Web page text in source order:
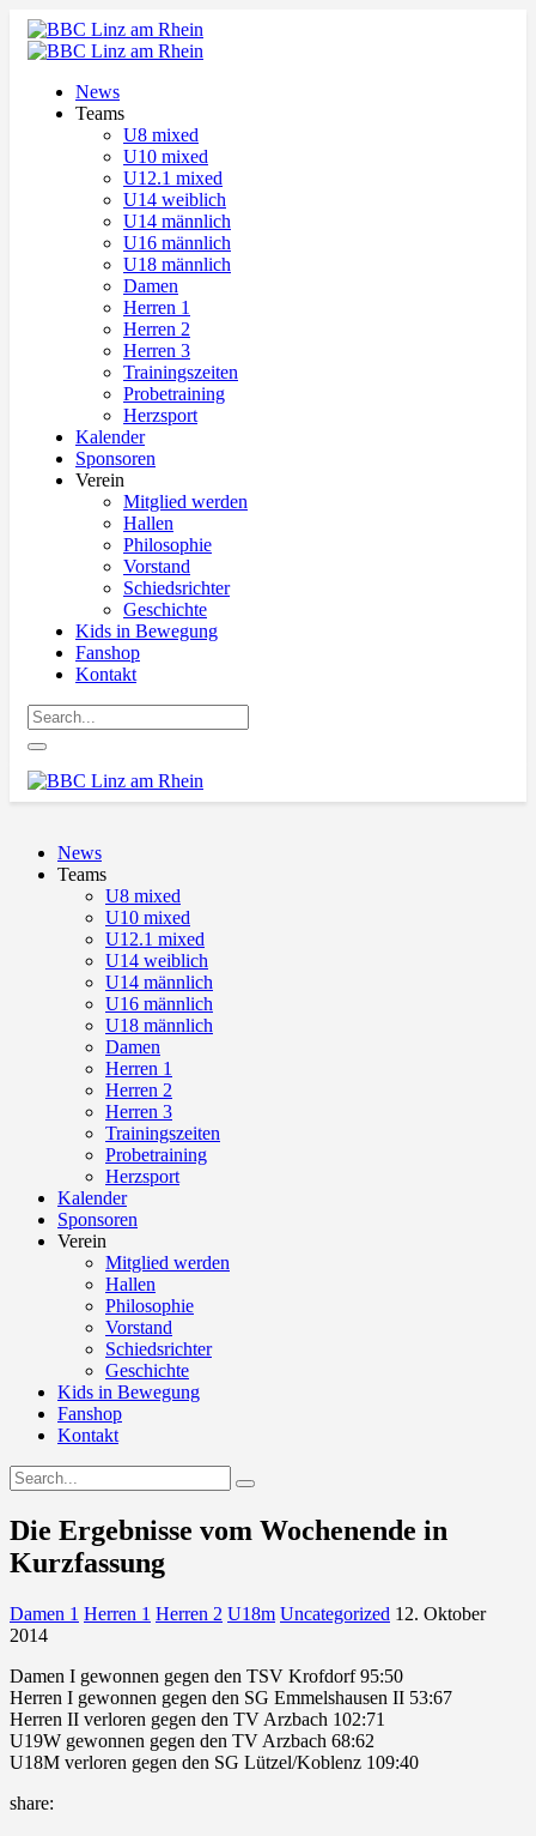
News
Teams
U8 mixed
U10 mixed
U12.1 mixed
U14 weiblich
U14 männlich
U16 männlich
U18 männlich
Damen
Herren 1
Herren 2
Herren 3
Trainingszeiten
Probetraining
Herzsport
Kalender
Sponsoren
Verein
Mitglied werden
Hallen
Philosophie
Vorstand
Schiedsrichter
Geschichte
Kids in Bewegung
Fanshop
Kontakt
News
Teams
U8 mixed
U10 mixed
U12.1 mixed
U14 weiblich
U14 männlich
U16 männlich
U18 männlich
Damen
Herren 1
Herren 2
Herren 3
Trainingszeiten
Probetraining
Herzsport
Kalender
Sponsoren
Verein
Mitglied werden
Hallen
Philosophie
Vorstand
Schiedsrichter
Geschichte
Kids in Bewegung
Fanshop
Kontakt
Die Ergebnisse vom Wochenende in
Kurzfassung
Damen 1 Herren 1 Herren 2 U18m Uncategorized 12. Oktober
2014
Damen I gewonnen gegen den TSV Krofdorf 95:50
Herren I gewonnen gegen den SG Emmelshausen II 53:67
Herren II verloren gegen den TV Arzbach 102:71
U19W gewonnen gegen den TV Arzbach 68:62
U18M verloren gegen den SG Lützel/Koblenz 109:40
share: